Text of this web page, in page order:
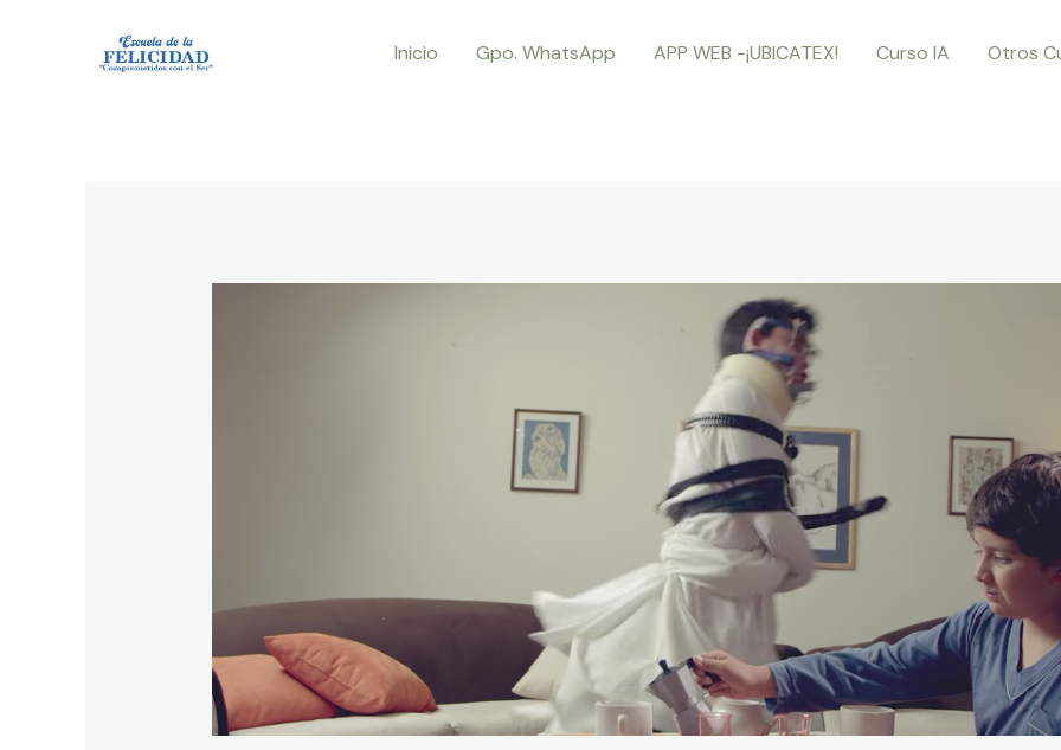
Inicio Gpo. WhatsApp APP WEB -¡UBICATEX! Curso IA Otros